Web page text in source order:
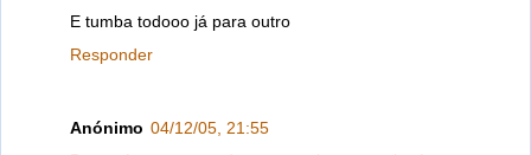
E tumba todooo já para outro
Responder
Anónimo 04/12/05, 21:55